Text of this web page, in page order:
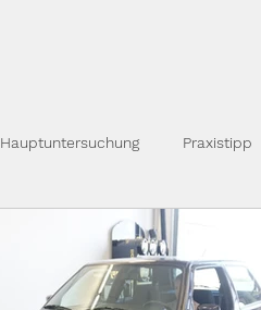
Hauptuntersuchung Praxistipp